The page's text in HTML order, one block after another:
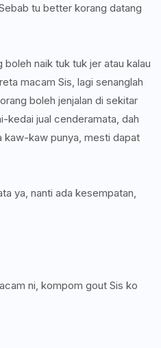
tu better korang datang
naik tuk tuk jer atau kalau
macam Sis, lagi senanglah
boleh jenjalan di sekitar
kedai jual cenderamata, dah
kaw-kaw punya, mesti dapat
ya, nanti ada kesempatan,
ni, kompom gout Sis ko